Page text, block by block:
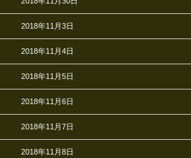
2018年11月3日
2018年11月4日
2018年11月5日
2018年11月6日
2018年11月7日
2018年11月8日